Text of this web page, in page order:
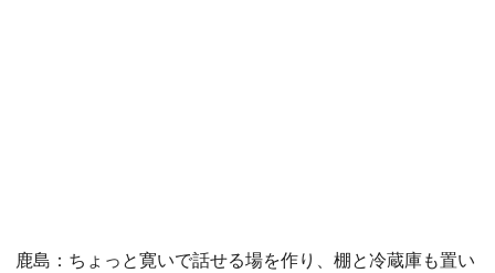
鹿島：ちょっと寛いで話せる場を作り、棚と冷蔵庫も置い